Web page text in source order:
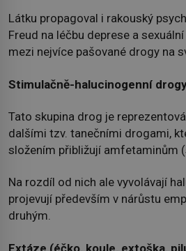
Látku propagoval i rakouský
Freud na léčbu deprese a
mezi nejvíce pašované drogy na
Stimulačně-halucinogenní
Tato skupina drog je
dalšími tzv. tanečními drogami,
složením přibližují amfetaminům
Na rozdíl od nich ale vyvolávají
projevují především v nárůstu
druhým.
Extáze (éčko, koule, extoška,